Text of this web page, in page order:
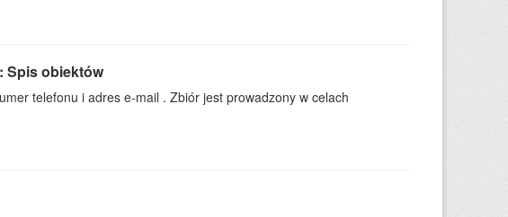
Spis obiektów
telefonu i adres e-mail . Zbiór jest prowadzony w celach